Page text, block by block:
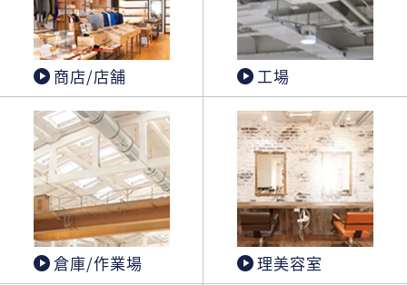
商店/店舗 工場
倉庫/作業場 理美容室